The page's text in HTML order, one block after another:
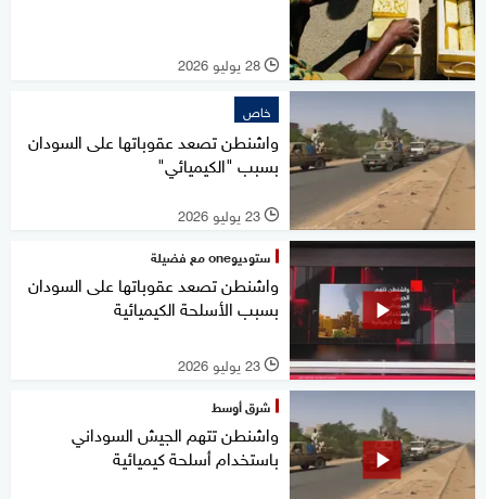
l 28 يوليو 2026
خاص
واشنطن تصعد عقوباتها على السودان
بسبب "الكيميائي"
l 23 يوليو 2026
ستوديوone مع فضيلة
واشنطن تصعد عقوباتها على السودان
بسبب الأسلحة الكيميائية
l 23 يوليو 2026
شرق أوسط
واشنطن تتهم الجيش السوداني
باستخدام أسلحة كيميائية